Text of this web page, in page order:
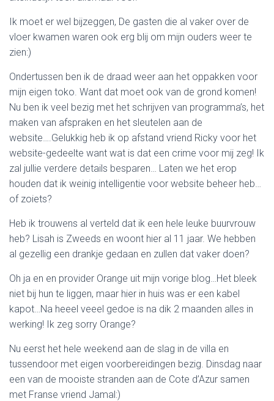
Ik moet er wel bijzeggen, De gasten die al vaker over de
vloer kwamen waren ook erg blij om mijn ouders weer te
zien:)
Ondertussen ben ik de draad weer aan het oppakken voor
mijn eigen toko. Want dat moet ook van de grond komen!
Nu ben ik veel bezig met het schrijven van programma’s, het
maken van afspraken en het sleutelen aan de
website….Gelukkig heb ik op afstand vriend Ricky voor het
website-gedeelte want wat is dat een crime voor mij zeg! Ik
zal jullie verdere details besparen… Laten we het erop
houden dat ik weinig intelligentie voor website beheer heb…
of zoiets?
Heb ik trouwens al verteld dat ik een hele leuke buurvrouw
heb? Lisah is Zweeds en woont hier al 11 jaar. We hebben
al gezellig een drankje gedaan en zullen dat vaker doen?
Oh ja en en provider Orange uit mijn vorige blog…Het bleek
niet bij hun te liggen, maar hier in huis was er een kabel
kapot…Na heeel veeel gedoe is na dik 2 maanden alles in
werking! Ik zeg sorry Orange?
Nu eerst het hele weekend aan de slag in de villa en
tussendoor met eigen voorbereidingen bezig. Dinsdag naar
een van de mooiste stranden aan de Cote d’Azur samen
met Franse vriend Jamal:)